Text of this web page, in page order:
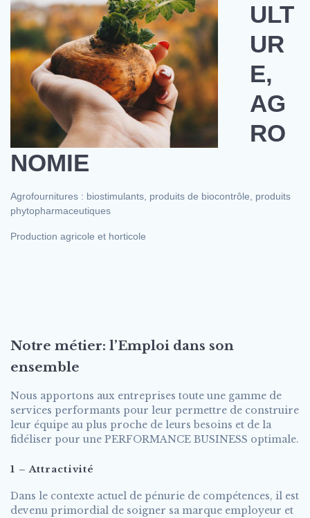
ULT
UR
E,
AG
RO
NOMIE
Agrofournitures : biostimulants, produits de biocontrôle, produits
phytopharmaceutiques
Production agricole et horticole
Notre métier: l’Emploi dans son
ensemble
Nous apportons aux entreprises toute une gamme de
services performants pour leur permettre de construire
leur équipe au plus proche de leurs besoins et de la
fidéliser pour une PERFORMANCE BUSINESS optimale.
1 – Attractivité
Dans le contexte actuel de pénurie de compétences, il est
devenu primordial de soigner sa marque employeur et